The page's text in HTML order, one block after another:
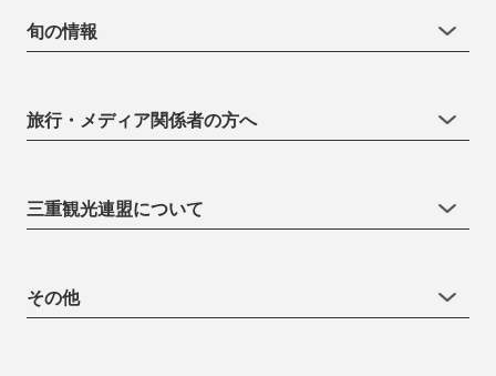
旬の情報
旅行・メディア関係者の方へ
三重観光連盟について
その他